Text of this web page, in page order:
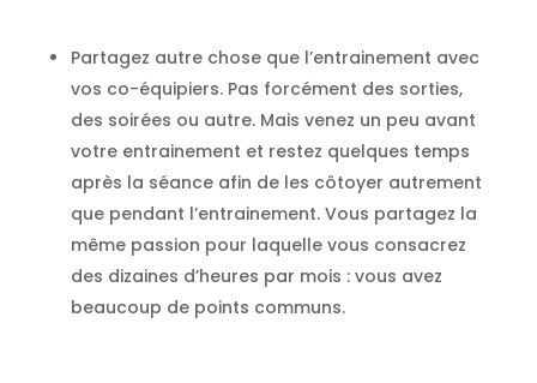
Partagez autre chose que l’entrainement avec
vos co-équipiers. Pas forcément des sorties,
des soirées ou autre. Mais venez un peu avant
votre entrainement et restez quelques temps
après la séance afin de les côtoyer autrement
que pendant l’entrainement. Vous partagez la
même passion pour laquelle vous consacrez
des dizaines d’heures par mois : vous avez
beaucoup de points communs.